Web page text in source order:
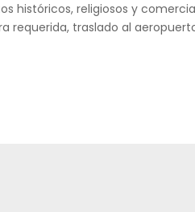
históricos, religiosos y
requerida, traslado al